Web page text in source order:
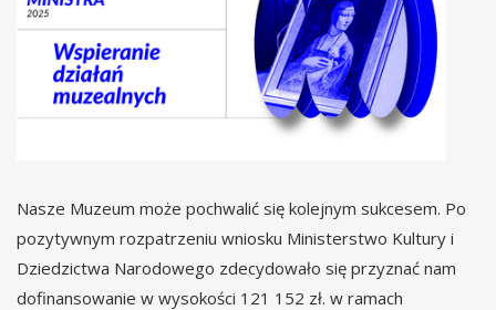
Nasze Muzeum może pochwalić się kolejnym sukcesem. Po
pozytywnym rozpatrzeniu wniosku Ministerstwo Kultury i
Dziedzictwa Narodowego zdecydowało się przyznać nam
dofinansowanie w wysokości 121 152 zł. w ramach